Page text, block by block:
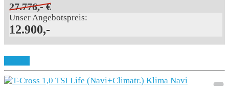
27.776,- €
Unser Angebotspreis:
12.900,-